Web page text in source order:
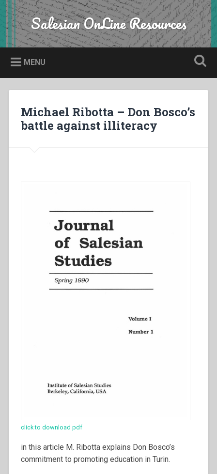
Skip
to
content
Search Salesian OnLine Resources
MENU
Michael Ribotta – Don Bosco’s
battle against illiteracy
click to download pdf
in this article M. Ribotta explains Don Bosco’s
commitment to promoting education in Turin.